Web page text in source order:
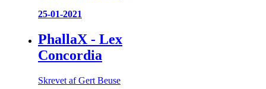
25-01-2021
PhallaX - Lex
Concordia
Skrevet af Gert Beuse